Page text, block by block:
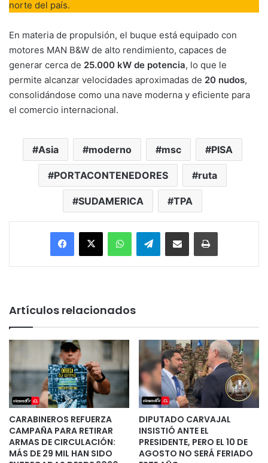
norte del país.
En materia de propulsión, el buque está equipado con
motores MAN B&W de alto rendimiento, capaces de
generar cerca de 25.000 kW de potencia, lo que le
permite alcanzar velocidades aproximadas de 20 nudos,
consolidándose como una nave moderna y eficiente para
el comercio internacional.
Asia moderno msc PISA
PORTACONTENEDORES ruta
SUDAMERICA TPA
Facebook
X WhatsAppTelegramEnviar vía email Imprimir
Artículos relacionados
CARABINEROS REFUERZA
CAMPAÑA PARA RETIRAR
ARMAS DE CIRCULACIÓN:
MÁS DE 29 MIL HAN SIDO
DIPUTADO CARVAJAL
INSISTIÓ ANTE EL
PRESIDENTE, PERO EL 10 DE
AGOSTO NO SERÁ FERIADO